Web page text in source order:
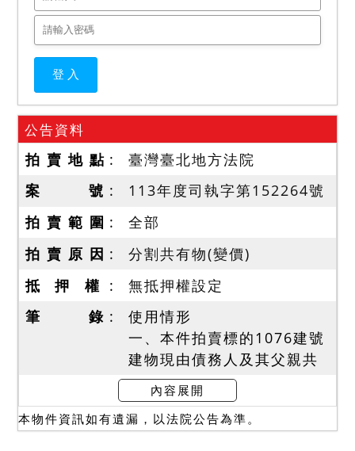
公告資料
拍 賣 地 點
臺灣臺北地方法院
案 號
113年度司執字第152264號
拍 賣 範 圍
全部
拍 賣 原 因
分割共有物(變價)
抵 押 權
無抵押權設定
筆 錄
使用情形
一、本件拍賣標的1076建號
建物現由債務人及其父親共
同居住使用，屋內為1廳4房
2衛浴及前、後陽台之格局。
本件係拍賣建物所有權全
內容展開
本物件資訊如有遺漏，以法院公告為準。